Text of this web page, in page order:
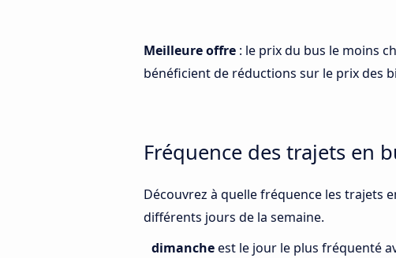
Meilleure offre : le prix du bus le moins
bénéficient de réductions sur le prix des
Fréquence des trajets en
Découvrez à quelle fréquence les trajets
différents jours de la semaine.
dimancheest le jour le plus fréquenté